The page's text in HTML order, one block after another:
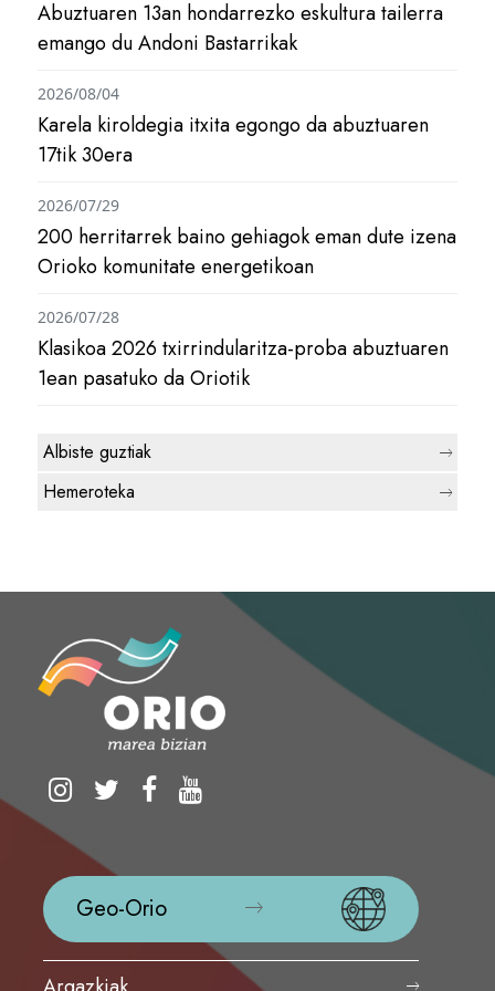
Abuztuaren 13an hondarrezko eskultura tailerra
emango du Andoni Bastarrikak
Karela kiroldegia itxita egongo da abuztuaren
17tik 30era
2026/08/04
200 herritarrek baino gehiagok eman dute izena
Orioko komunitate energetikoan
2026/07/29
Klasikoa 2026 txirrindularitza-proba abuztuaren
1ean pasatuko da Oriotik
2026/07/28
Albiste guztiak
Hemeroteka
Geo-Orio